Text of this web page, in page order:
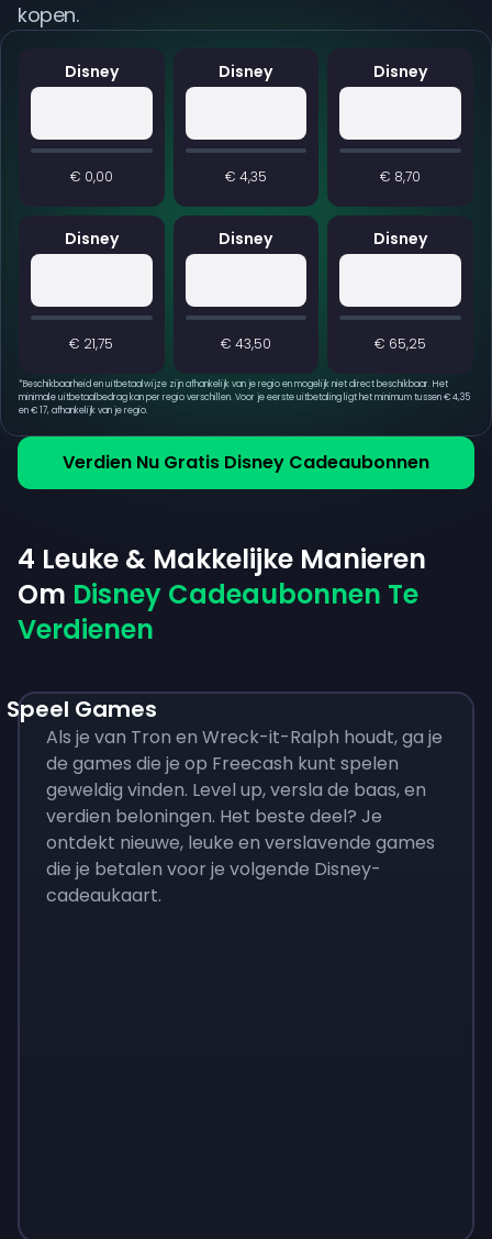
Verdien Nu Gratis Disney Cadeaubonnen
Disney
€ 0,00
Disney
€ 4,35
Disney
€ 8,70
Disney
€ 21,75
Disney
€ 43,50
Disney
€ 65,25
*Beschikbaarheid en uitbetaalwijze zijn afhankelijk van je regio en mogelijk niet direct beschikbaar. Het
minimale uitbetaalbedrag kan per regio verschillen. Voor je eerste uitbetaling ligt het minimum tussen € 4,35
en € 17, afhankelijk van je regio.
kopen.
4 Leuke & Makkelijke Manieren
Om Disney Cadeaubonnen Te
Verdienen
Speel Games
Als je van Tron en Wreck-it-Ralph houdt, ga je
de games die je op Freecash kunt spelen
geweldig vinden. Level up, versla de baas, en
verdien beloningen. Het beste deel? Je
ontdekt nieuwe, leuke en verslavende games
die je betalen voor je volgende Disney-
cadeaukaart.